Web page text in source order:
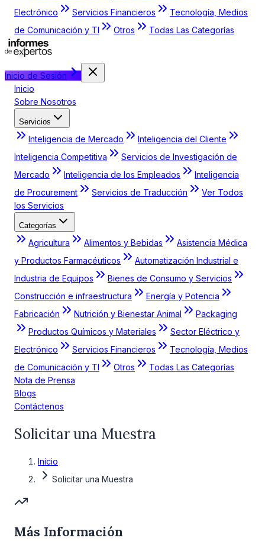
Electrónico
Servicios Financieros
Tecnología, Medios
de Comunicación y TI
Otros Todas Las Categorías
Inicio de Sesión
Inicio
Sobre Nosotros
Servicios
Inteligencia de Mercado
Inteligencia del Cliente
Inteligencia Competitiva
Servicios de Investigación de
Mercado
Inteligencia de los Empleados
Inteligencia
de Procurement
Servicios de Traducción
Ver Todos
los Servicios
Categorías
Agricultura Alimentos y Bebidas
Asistencia Médica
y Productos Farmacéuticos
Automatización Industrial e
Industria de Equipos
Bienes de Consumo y Servicios
Construcción e infraestructura
Energía y Potencia
Fabricación
Nutrición y Bienestar Animal
Packaging
Productos Químicos y Materiales
Sector Eléctrico y
Electrónico
Servicios Financieros
Tecnología, Medios
de Comunicación y TI
Otros
Todas Las Categorías
Nota de Prensa
Blogs
Contáctenos
Solicitar una Muestra
Inicio
Solicitar una Muestra
Más Información